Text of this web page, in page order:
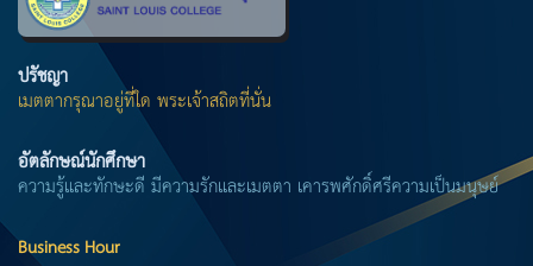
ปรัชญา
เมตตากรุณาอยู่ที่ใด พระเจ้าสถิตที่นั่น
อัตลักษณ์นักศึกษา
ความรู้และทักษะดี มีความรักและเมตตา เคารพศักดิ์ศรีความเป็นมนุษย์
Business Hour